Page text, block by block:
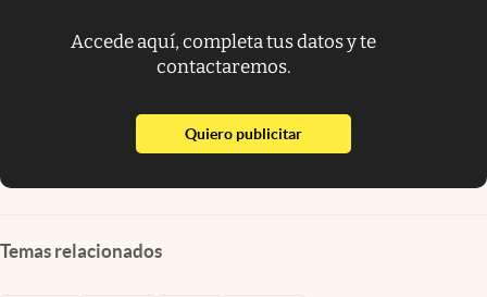
Accede aquí, completa tus datos y te
contactaremos.
Quiero publicitarabre en nueva pestaña
Temas relacionados